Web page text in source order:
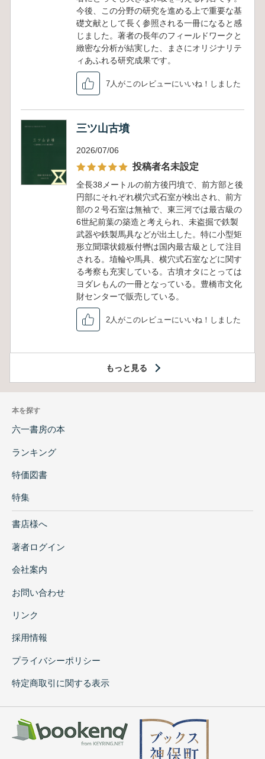
今後、この分野の研究を進める上で重要な基
礎文献として長く参照される一冊になると感
じました。著者の長年のフィールドワークと
緻密な分析が結実した、まさにオリジナリテ
ィあふれる研究成果です。
7人がこのレビューにいいね！しました
三ツ山古墳
2026/07/06
投稿者名未設定
全長38メートルの前方後円墳で、前方部と後
円部にそれぞれ横穴式石室が検出され、前方
部の２号石室は無袖で、東三河では最古級の
6世紀前葉の築造と考えられ、未盗掘で鉄製
武器や鉄製馬具などが出土した。特に小型矩
形立聞環状鏡板付轡は国内最古級として注目
される。埴輪や馬具、横穴式石室などに関す
る考察も充実している。古墳オタにとっては
ヨダレもんの一冊となっている。豊橋市文化
財センターで販売している。
2人がこのレビューにいいね！しました
もっと見る
本を探す
六一書房の本
ランキング
特価図書
特集
書店様へ
著者ログイン
会社案内
お問い合わせ
リンク
採用情報
プライバシーポリシー
特定商取引に関する表示